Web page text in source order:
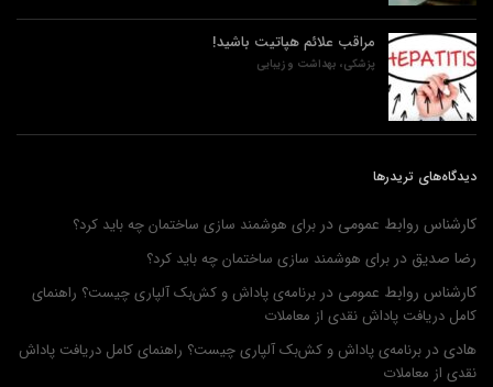
مراقب علائم هپاتیت باشید!
پزشکی، بهداشت و زیبایی
دیدگاه‌های تریدرها
کارشناس روابط عمومی در برای هوشمند سازی ساختمان چه باید کرد؟
رضا صدیق در برای هوشمند سازی ساختمان چه باید کرد؟
کارشناس روابط عمومی در برنامه‌ی پاداش و کش‌بک آلپاری چیست؟ راهنمای
کامل دریافت پاداش نقدی از معاملات
هادی در برنامه‌ی پاداش و کش‌بک آلپاری چیست؟ راهنمای کامل دریافت پاداش
نقدی از معاملات